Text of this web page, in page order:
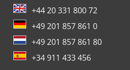
+44 20 331 800 72
+49 201 857 861 0
+49 201 857 861 80
+34 911 433 456